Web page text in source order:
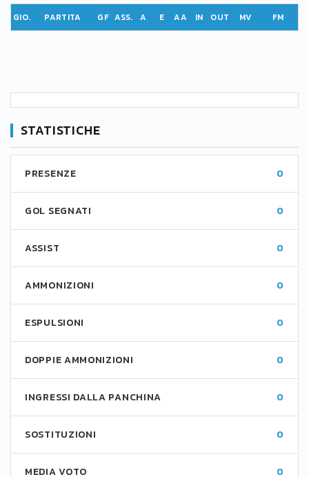
GIO. PARTITA GF ASS. A E AA IN OUT MV FM
STATISTICHE
PRESENZE 0
GOL SEGNATI 0
ASSIST 0
AMMONIZIONI 0
ESPULSIONI 0
DOPPIE AMMONIZIONI 0
INGRESSI DALLA PANCHINA 0
SOSTITUZIONI 0
MEDIA VOTO 0